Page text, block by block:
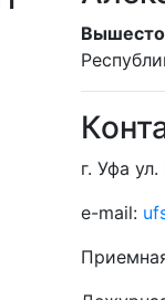
г. Уфа
e-mail: